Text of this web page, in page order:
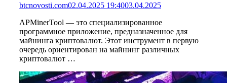
btcnovosti.com02.04.2025 19:4003.04.2025
APMinerTool — это специализированное
программное приложение, предназначенное для
майнинга криптовалют. Этот инструмент в первую
очередь ориентирован на майнинг различных
криптовалют …